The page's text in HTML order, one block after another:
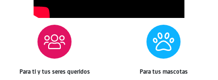
Para ti y tus seres queridos Para tus mascotas